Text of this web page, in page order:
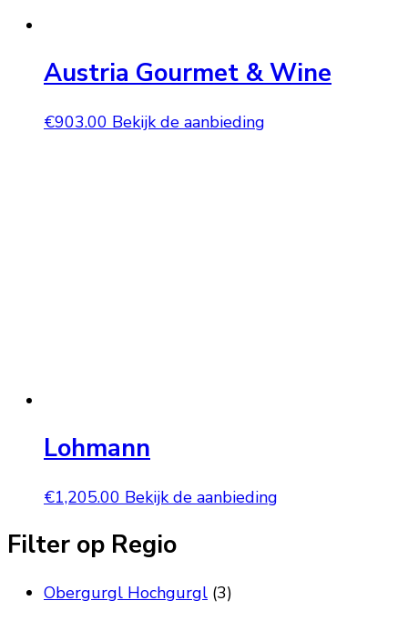
Austria Gourmet & Wine
€903.00 Bekijk de aanbieding
Lohmann
€1,205.00 Bekijk de aanbieding
Filter op Regio
Obergurgl Hochgurgl (3)